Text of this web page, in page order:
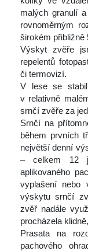
malých granulí
rovnoměrným
širokém přibližně
Výskyt zvěře
repelentů
či termovizí.
V lese se
v relativně
rnčí zvěře za
Srnčí na
během prvních
největší denní
– celkem 12
aplikovaného
vyplašení nebo
výskytu srnčí
zvěř nadále
procházela
Prasata na
pachového